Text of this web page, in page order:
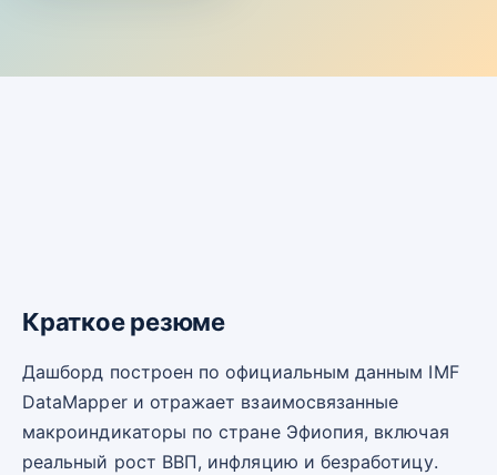
Краткое резюме
Дашборд построен по официальным данным IMF
DataMapper и отражает взаимосвязанные
макроиндикаторы по стране Эфиопия, включая
реальный рост ВВП, инфляцию и безработицу.